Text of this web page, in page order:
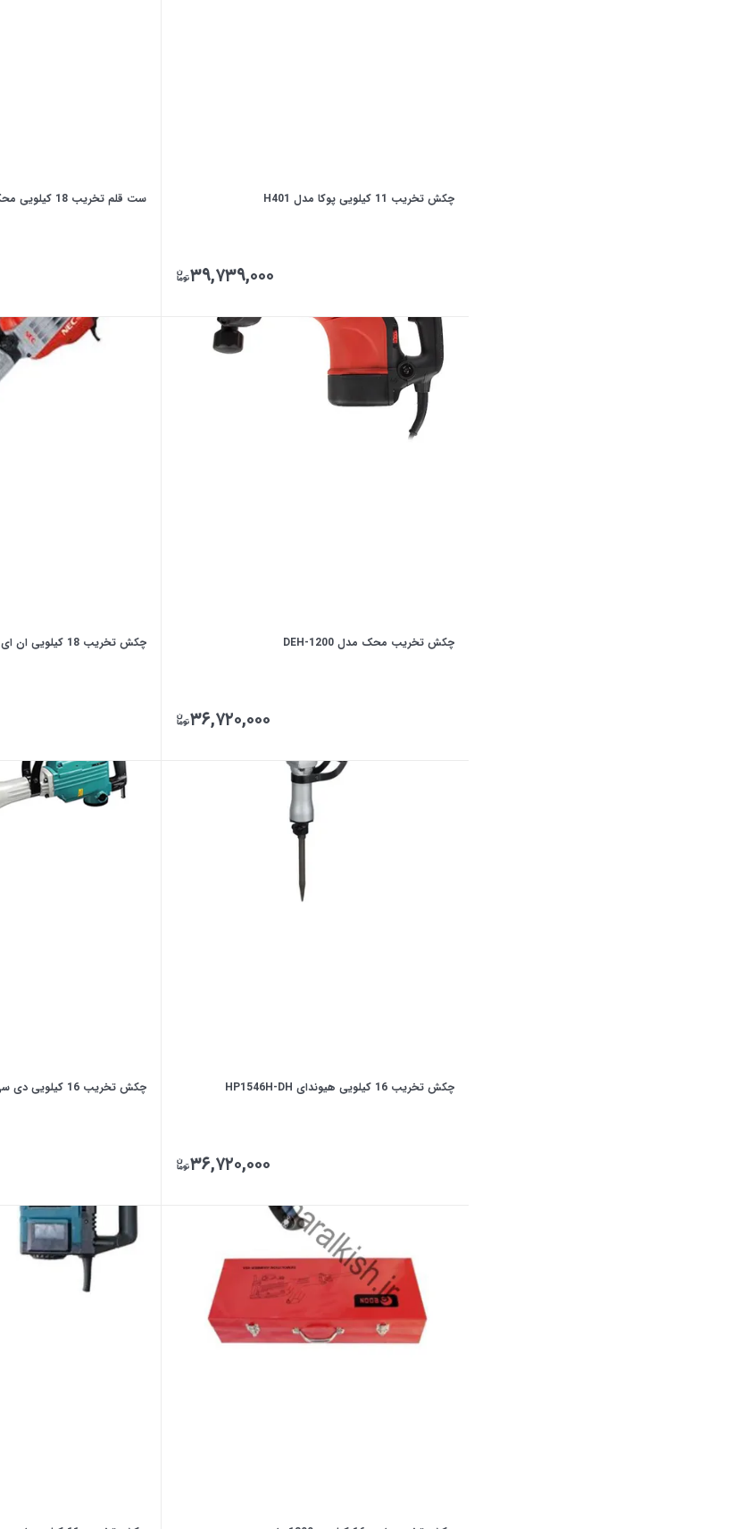
چکش تخریب 11 کیلویی پوکا مدل H401
۳۹,۷۳۹,۰۰۰
ست قلم تخریب 18 کیلویی محک مدل 2617501
چکش تخریب محک مدل DEH-1200
۳۶,۷۲۰,۰۰۰
چکش تخریب 18 کیلویی ان ای سی مدل 2020
چکش تخریب 16 کیلویی هیوندای HP1546H-DH
۳۶,۷۲۰,۰۰۰
چکش تخریب 16 کیلویی دی سی ای مدل AZG 15